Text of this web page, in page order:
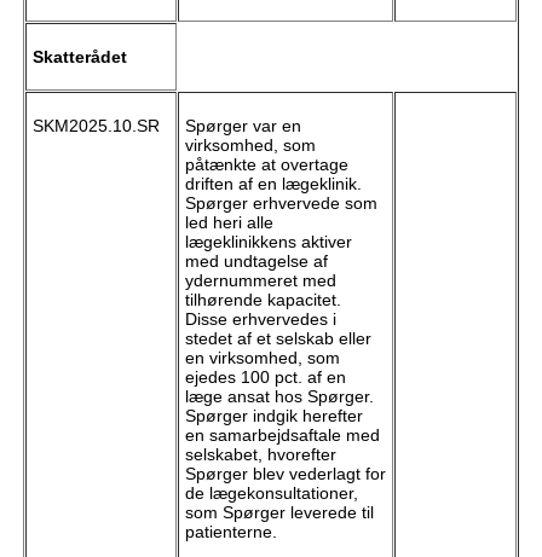
Skatterådet
SKM2025.10.SR
Spørger var en
virksomhed, som
påtænkte at overtage
driften af en lægeklinik.
Spørger erhvervede som
led heri alle
lægeklinikkens aktiver
med undtagelse af
ydernummeret med
tilhørende kapacitet.
Disse erhvervedes i
stedet af et selskab eller
en virksomhed, som
ejedes 100 pct. af en
læge ansat hos Spørger.
Spørger indgik herefter
en samarbejdsaftale med
selskabet, hvorefter
Spørger blev vederlagt for
de lægekonsultationer,
som Spørger leverede til
patienterne.